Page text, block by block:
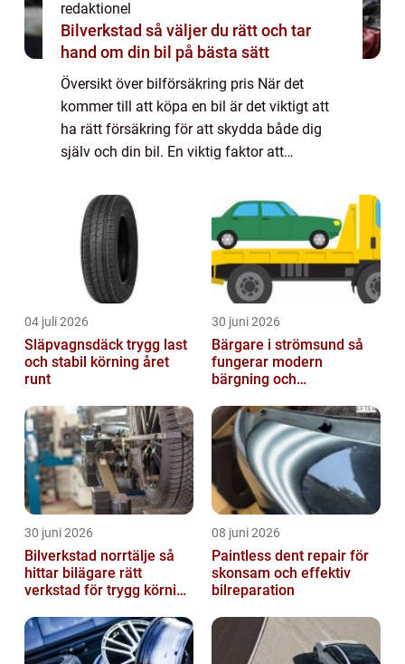
redaktionel
Bilverkstad så väljer du rätt och tar
hand om din bil på bästa sätt
Översikt över bilförsäkring pris När det
kommer till att köpa en bil är det viktigt att
ha rätt försäkring för att skydda både dig
själv och din bil. En viktig faktor att
denna artikel kommer vi att utforska ä...
04 juli 2026
Släpvagnsdäck trygg last
och stabil körning året
runt
30 juni 2026
Bärgare i strömsund så
fungerar modern
bärgning och
30 juni 2026
Bilverkstad norrtälje så
hittar bilägare rätt
verkstad för trygg körning
08 juni 2026
Paintless dent repair för
skonsam och effektiv
bilreparation